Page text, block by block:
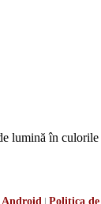
lumină în
Android | Politica